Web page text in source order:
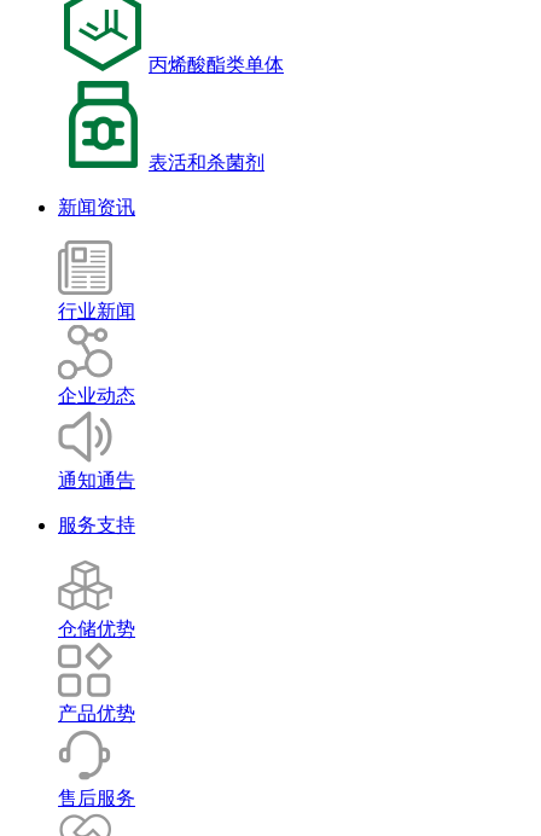
丙烯酸酯类单体
表活和杀菌剂
新闻资讯
行业新闻
企业动态
通知通告
服务支持
仓储优势
产品优势
售后服务